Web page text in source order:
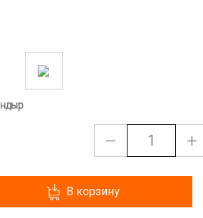
В корзину